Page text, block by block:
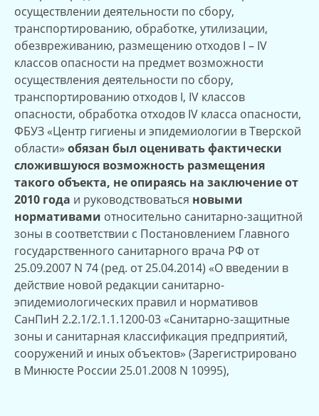
осуществлении деятельности по сбору,
транспортированию, обработке, утилизации,
обезвреживанию, размещению отходов I – IV
классов опасности на предмет возможности
осуществления деятельности по сбору,
транспортированию отходов I, IV классов
опасности, обработка отходов IV класса опасности,
ФБУЗ «Центр гигиены и эпидемиологии в Тверской
области» обязан был оценивать фактически
сложившуюся возможность размещения
такого объекта, не опираясь на заключение от
2010 года и руководствоваться новыми
нормативами относительно санитарно-защитной
зоны в соответствии с Постановлением Главного
государственного санитарного врача РФ от
25.09.2007 N 74 (ред. от 25.04.2014) «О введении в
действие новой редакции санитарно-
эпидемиологических правил и нормативов
СанПиН 2.2.1/2.1.1.1200-03 «Санитарно-защитные
зоны и санитарная классификация предприятий,
сооружений и иных объектов» (Зарегистрировано
в Минюсте России 25.01.2008 N 10995),